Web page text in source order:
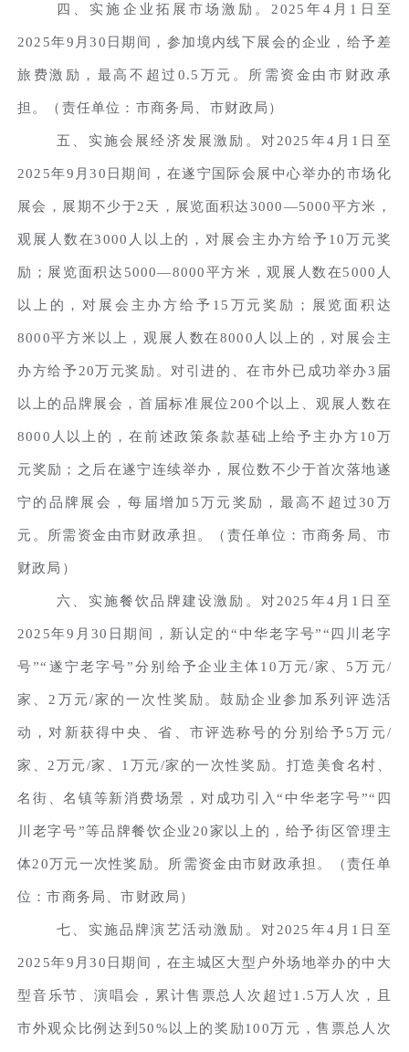
四、实施企业拓展市场激励。2025年4月1日至
2025年9月30日期间，参加境内线下展会的企业，给予差
旅费激励，最高不超过0.5万元。所需资金由市财政承
担。（责任单位：市商务局、市财政局）
五、实施会展经济发展激励。对2025年4月1日至
2025年9月30日期间，在遂宁国际会展中心举办的市场化
展会，展期不少于2天，展览面积达3000—5000平方米，
观展人数在3000人以上的，对展会主办方给予10万元奖
励；展览面积达5000—8000平方米，观展人数在5000人
以上的，对展会主办方给予15万元奖励；展览面积达
8000平方米以上，观展人数在8000人以上的，对展会主
办方给予20万元奖励。对引进的、在市外已成功举办3届
以上的品牌展会，首届标准展位200个以上、观展人数在
8000人以上的，在前述政策条款基础上给予主办方10万
元奖励；之后在遂宁连续举办，展位数不少于首次落地遂
宁的品牌展会，每届增加5万元奖励，最高不超过30万
元。所需资金由市财政承担。（责任单位：市商务局、市
财政局）
六、实施餐饮品牌建设激励。对2025年4月1日至
2025年9月30日期间，新认定的“中华老字号”“四川老字
号”“遂宁老字号”分别给予企业主体10万元/家、5万元/
家、2万元/家的一次性奖励。鼓励企业参加系列评选活
动，对新获得中央、省、市评选称号的分别给予5万元/
家、2万元/家、1万元/家的一次性奖励。打造美食名村、
名街、名镇等新消费场景，对成功引入“中华老字号”“四
川老字号”等品牌餐饮企业20家以上的，给予街区管理主
体20万元一次性奖励。所需资金由市财政承担。（责任单
位：市商务局、市财政局）
七、实施品牌演艺活动激励。对2025年4月1日至
2025年9月30日期间，在主城区大型户外场地举办的中大
型音乐节、演唱会，累计售票总人次超过1.5万人次，且
市外观众比例达到50%以上的奖励100万元，售票总人次